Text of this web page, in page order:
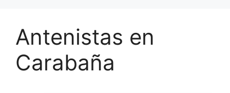
Antenistas en
Carabaña